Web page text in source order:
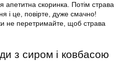
апетитна скоринка. Потім страва
і це, повірте, дуже смачно!
не перетримайте, щоб страва
з сиром і ковбасою